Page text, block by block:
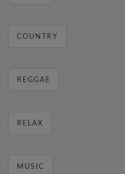
COUNTRY
REGGAE
RELAX
MUSIC